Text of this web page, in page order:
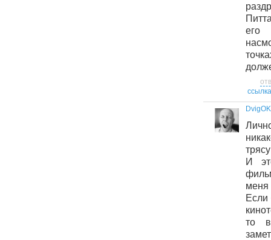
ссылка
DvigOK
И
меня
Если
то